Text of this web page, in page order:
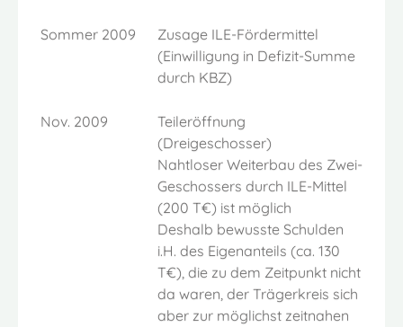
Sommer 2009
Zusage ILE-Fördermittel
(Einwilligung in Defizit-Summe
durch KBZ)
Nov. 2009
Teileröffnung
(Dreigeschosser)
Nahtloser Weiterbau des Zwei-
Geschossers durch ILE-Mittel
(200 T€) ist möglich
Deshalb bewusste Schulden
i.H. des Eigenanteils (ca. 130
T€), die zu dem Zeitpunkt nicht
da waren, der Trägerkreis sich
aber zur möglichst zeitnahen